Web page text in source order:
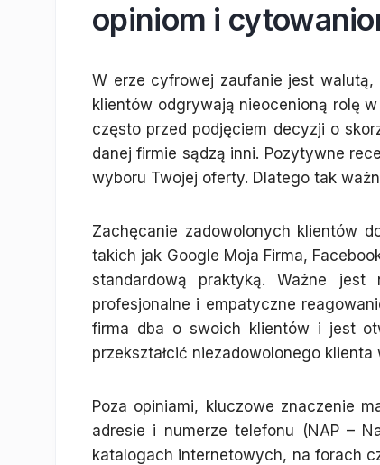
opiniom i
W erze cyfrowej zaufanie jest
klientów odgrywają nieocenioną rolę
często przed podjęciem decyzji o
danej firmie sądzą inni. Pozytywne
wyboru Twojej oferty. Dlatego tak
Zachęcanie zadowolonych klientów
takich jak Google Moja Firma,
standardową praktyką. Ważne
profesjonalne i empatyczne
firma dba o swoich klientów i jest
przekształcić niezadowolonego
Poza opiniami, kluczowe znaczenie
adresie i numerze telefonu (NAP –
katalogach internetowych, na forach